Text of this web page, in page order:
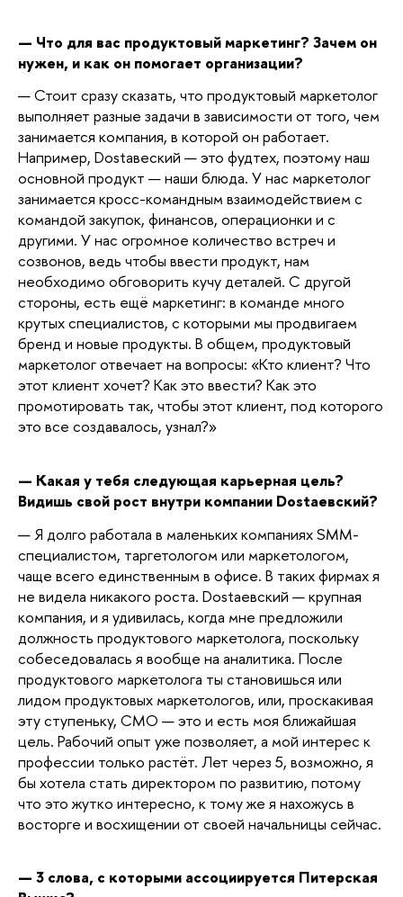
— Что для вас продуктовый маркетинг? Зачем он
нужен, и как он помогает организации?
— Стоит сразу сказать, что продуктовый маркетолог
выполняет разные задачи в зависимости от того, чем
занимается компания, в которой он работает.
Например, Dostaвеский — это фудтех, поэтому наш
основной продукт — наши блюда. У нас маркетолог
занимается кросс-командным взаимодействием с
командой закупок, финансов, операционки и с
другими. У нас огромное количество встреч и
созвонов, ведь чтобы ввести продукт, нам
необходимо обговорить кучу деталей. С другой
стороны, есть ещё маркетинг: в команде много
крутых специалистов, с которыми мы продвигаем
бренд и новые продукты. В общем, продуктовый
маркетолог отвечает на вопросы: «Кто клиент? Что
этот клиент хочет? Как это ввести? Как это
промотировать так, чтобы этот клиент, под которого
это все создавалось, узнал?»
— Какая у тебя следующая карьерная цель?
Видишь свой рост внутри компании Dostaевский?
— Я долго работала в маленьких компаниях SMM-
специалистом, таргетологом или маркетологом,
чаще всего единственным в офисе. В таких фирмах я
не видела никакого роста. Dostaевский — крупная
компания, и я удивилась, когда мне предложили
должность продуктового маркетолога, поскольку
собеседовалась я вообще на аналитика. После
продуктового маркетолога ты становишься или
лидом продуктовых маркетологов, или, проскакивая
эту ступеньку, CMO — это и есть моя ближайшая
цель. Рабочий опыт уже позволяет, а мой интерес к
профессии только растёт. Лет через 5, возможно, я
бы хотела стать директором по развитию, потому
что это жутко интересно, к тому же я нахожусь в
восторге и восхищении от своей начальницы сейчас.
— 3 слова, с которыми ассоциируется Питерская